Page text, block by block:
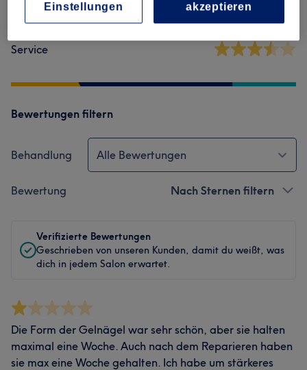
Service
Bewertungen filtern
Behandlung Alle Bewertungen
Bewertung Nach Sternen filtern
Verifizierte Bewertungen
Geschrieben von unseren Kunden, damit du weißt, was
dich in jedem Salon erwartet.
Die Form der Gelnägel war sehr schön, aber sie halten
maximal eine Woche. Auch nach dem Reparieren haben
sie max eine Woche gehalten. Ich habe um stärkeres
Einstellungen
akzeptieren